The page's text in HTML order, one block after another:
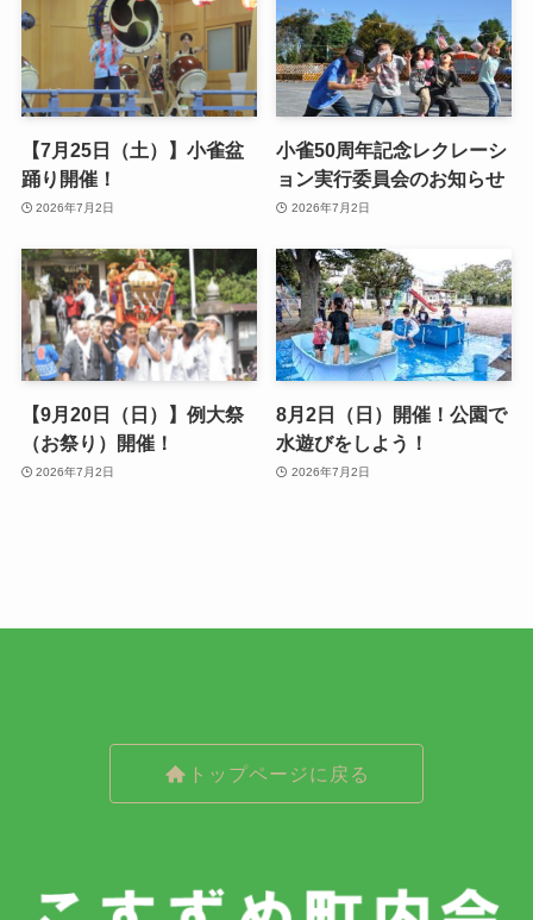
【7月25日（土）】小雀盆
踊り開催！
2026年7月2日
小雀50周年記念レクレーシ
ョン実行委員会のお知らせ
2026年7月2日
【9月20日（日）】例大祭
（お祭り）開催！
2026年7月2日
8月2日（日）開催！公園で
水遊びをしよう！
2026年7月2日
トップページに戻る